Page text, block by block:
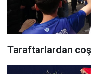
Taraftarlardan